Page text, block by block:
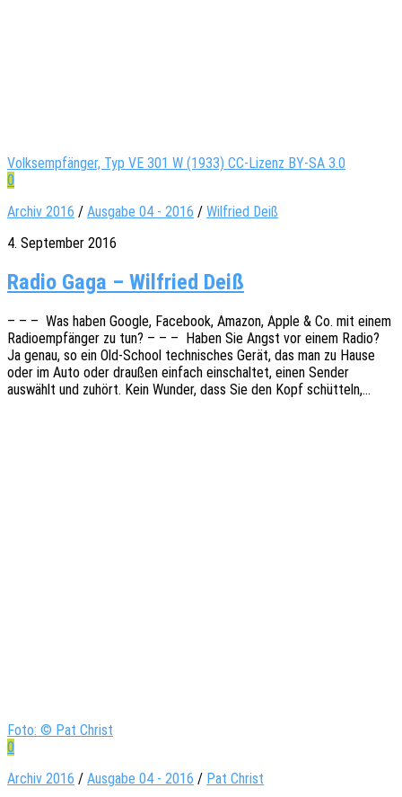
Volksempfänger, Typ VE 301 W (1933) CC-Lizenz BY-SA 3.0
0
Archiv 2016 / Ausgabe 04 - 2016 / Wil­fried Deiß
4. September 2016
Radio Gaga – Wil­fried Deiß
– – – Was haben Google, Face­book, Amazon, Apple & Co. mit einem
Radio­emp­fän­ger zu tun? – – – Haben Sie Angst vor einem Radio?
Ja genau, so ein Old-School tech­ni­sches Gerät, das man zu Hause
oder im Auto oder drau­ßen einfach einschal­tet, einen Sender
auswählt und zuhört. Kein Wunder, dass Sie den Kopf schütteln,…
Foto: © Pat Christ
0
Archiv 2016 / Ausgabe 04 - 2016 / Pat Christ